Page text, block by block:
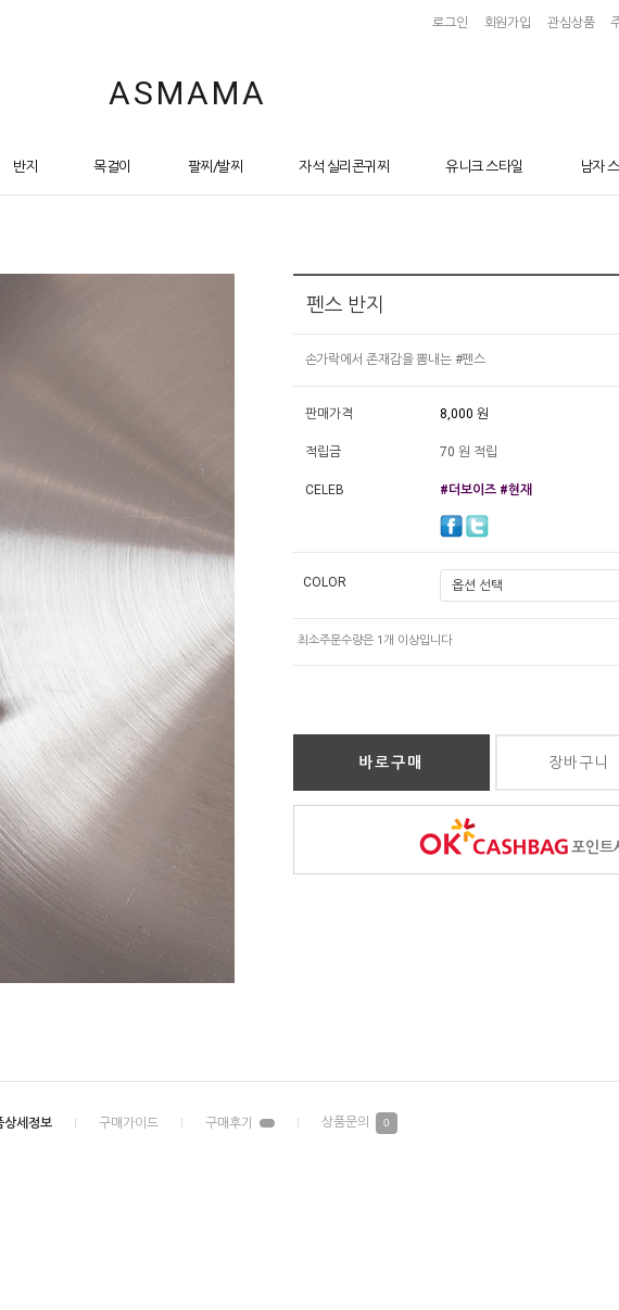
로그인 회원가입 관심상품
ASMAMA
반지 목걸이 팔찌/발찌 자석 실리콘귀찌 유니크 스타일 남자
펜스 반지
손가락에서 존재감을 뽐내는 #펜스
판매가격 8,000 원
적립금 70 원 적립
CELEB #더보이즈 #현재
COLOR
바로구매 장바구니
포인트
0